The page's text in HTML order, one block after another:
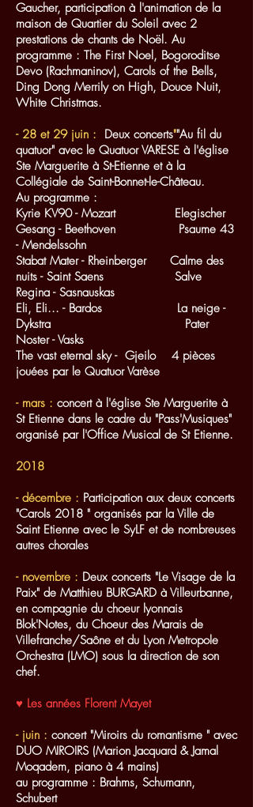
Gaucher, participation à l'animation de la
maison de Quartier du Soleil avec 2
prestations de chants de Noël. Au
programme : The First Noel, Bogoroditse
Devo (Rachmaninov), Carols of the Bells,
Ding Dong Merrily on High, Douce Nuit,
White Christmas.
- 28 et 29 juin : Deux concerts""Au fil du
quatuor" avec le Quatuor VARESE à l'église
Ste Marguerite à St-Etienne et à la
Collégiale de Saint-Bonnet-le-Château.
Au programme :
Kyrie KV90 - Mozart Elegischer
Gesang - Beethoven Psaume 43
- Mendelssohn
Stabat Mater - Rheinberger Calme des
nuits - Saint Saens Salve
Regina - Sasnauskas
Eli, Eli... - Bardos La neige -
Dykstra Pater
Noster - Vasks
The vast eternal sky - Gjeilo 4 pièces
jouées par le Quatuor Varèse
​- mars : concert à l'église Ste Marguerite à
St Etienne dans le cadre du "Pass'Musiques"
organisé par l'Office Musical de St Etienne.
2018
- décembre : Participation aux deux concerts
"Carols 2018 " organisés par la Ville de
Saint Etienne avec le SyLF et de nombreuses
autres chorales
- novembre : Deux concerts "Le Visage de la
Paix" de Matthieu BURGARD à Villeurbanne,
en compagnie du choeur lyonnais
Blok'Notes, du Choeur des Marais de
Villefranche/Saône et du Lyon Metropole
Orchestra (LMO) sous la direction de son
chef.
♥ Les années Florent Mayet
- juin : concert "Miroirs du romantisme " avec
DUO MIROIRS (Marion Jacquard & Jamal
Moqadem, piano à 4 mains)
au programme : Brahms, Schumann,
Schubert